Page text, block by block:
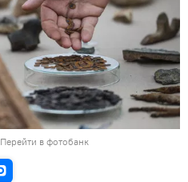
Перейти в фотобанк